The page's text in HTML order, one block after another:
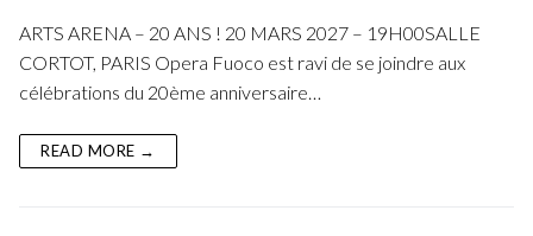
Fuoco Jazz
CDs
Videos
Gallery
Outreach
Support us
Contact
ARTS ARENA – 20 ANS ! 20 MARS 2027 – 19H00SALLE
CORTOT, PARIS Opera Fuoco est ravi de se joindre aux
célébrations du 20ème anniversaire…
READ MORE →